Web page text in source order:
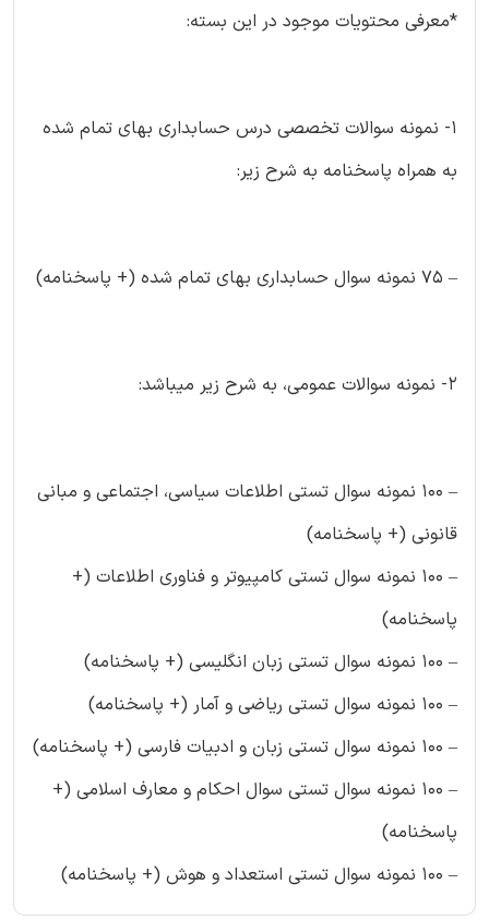
*معرفی محتویات موجود در این بسته:
۱- نمونه سوالات تخصصی درس حسابداری بهای تمام شده
به همراه پاسخنامه به شرح زیر:
– ۷۵ نمونه سوال حسابداری بهای تمام شده (+ پاسخنامه)
۲- نمونه سوالات عمومی، به شرح زیر میباشد:
– ۱۰۰ نمونه سوال تستی اطلاعات سیاسی، اجتماعی و مبانی
قانونی (+ پاسخنامه)
– ۱۰۰ نمونه سوال تستی کامپیوتر و فناوری اطلاعات (+
پاسخنامه)
– ۱۰۰ نمونه سوال تستی زبان انگلیسی (+ پاسخنامه)
– ۱۰۰ نمونه سوال تستی ریاضی و آمار (+ پاسخنامه)
– ۱۰۰ نمونه سوال تستی زبان و ادبیات فارسی (+ پاسخنامه)
– ۱۰۰ نمونه سوال تستی سوال احکام و معارف اسلامی (+
پاسخنامه)
– ۱۰۰ نمونه سوال تستی استعداد و هوش (+ پاسخنامه)